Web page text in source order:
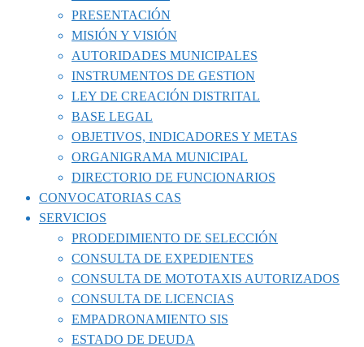
PRESENTACIÓN
MISIÓN Y VISIÓN
AUTORIDADES MUNICIPALES
INSTRUMENTOS DE GESTION
LEY DE CREACIÓN DISTRITAL
BASE LEGAL
OBJETIVOS, INDICADORES Y METAS
ORGANIGRAMA MUNICIPAL
DIRECTORIO DE FUNCIONARIOS
CONVOCATORIAS CAS
SERVICIOS
PRODEDIMIENTO DE SELECCIÓN
CONSULTA DE EXPEDIENTES
CONSULTA DE MOTOTAXIS AUTORIZADOS
CONSULTA DE LICENCIAS
EMPADRONAMIENTO SIS
ESTADO DE DEUDA